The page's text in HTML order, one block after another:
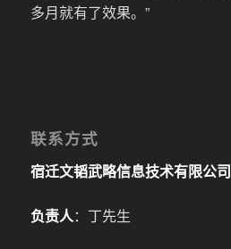
多月就有了效果。”
联系方式
宿迁文韬武略信息技术有限公司
负责人：丁先生